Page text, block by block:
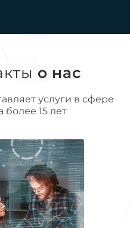
о нас
услуги в сфере
более 15 лет